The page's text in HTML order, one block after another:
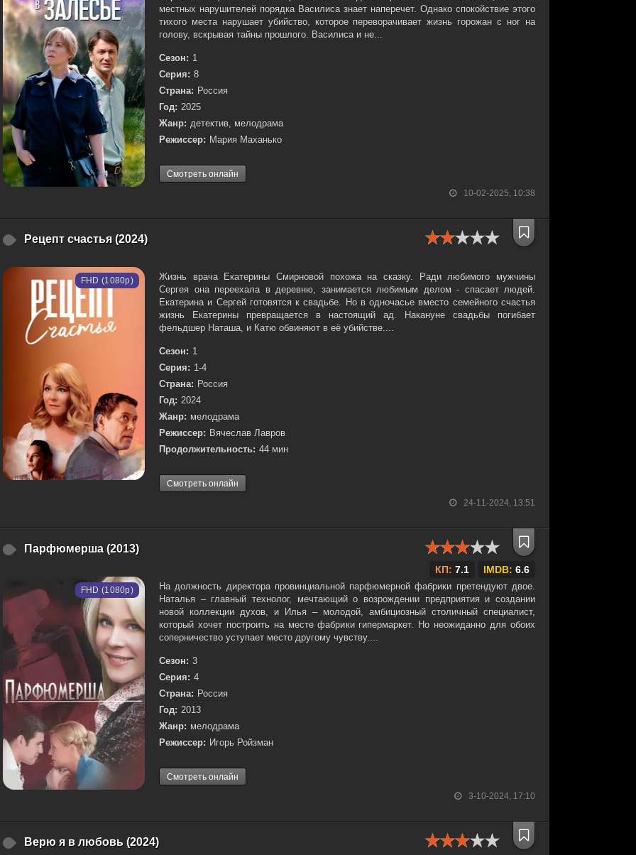
10-02-2025, 10:38
местных нарушителей порядка Василиса знает наперечет. Однако спокойствие этого
тихого места нарушает убийство, которое переворачивает жизнь горожан с ног на
голову, вскрывая тайны прошлого. Василиса и не...
Сезон: 1
Серия: 8
Страна: Россия
Год: 2025
Жанр: детектив, мелодрама
Режиссер: Мария Маханько
Смотреть онлайн
Рецепт счастья (2024)
24-11-2024, 13:51
FHD (1080p)
Жизнь врача Екатерины Смирновой похожа на сказку. Ради любимого мужчины
Сергея она переехала в деревню, занимается любимым делом - спасает людей.
Екатерина и Сергей готовятся к свадьбе. Но в одночасье вместо семейного счастья
жизнь Екатерины превращается в настоящий ад. Накануне свадьбы погибает
фельдшер Наташа, и Катю обвиняют в её убийстве....
Сезон: 1
Серия: 1-4
Страна: Россия
Год: 2024
Жанр: мелодрама
Режиссер: Вячеслав Лавров
Продолжительность: 44 мин
Смотреть онлайн
Парфюмерша (2013)
КП: 7.1 IMDB: 6.6
3-10-2024, 17:10
FHD (1080p)
На должность директора провинциальной парфюмерной фабрики претендуют двое.
Наталья – главный технолог, мечтающий о возрождении предприятия и создании
новой коллекции духов, и Илья – молодой, амбициозный столичный специалист,
который хочет построить на месте фабрики гипермаркет. Но неожиданно для обоих
соперничество уступает место другому чувству....
Сезон: 3
Серия: 4
Страна: Россия
Год: 2013
Жанр: мелодрама
Режиссер: Игорь Ройзман
Смотреть онлайн
Верю я в любовь (2024)